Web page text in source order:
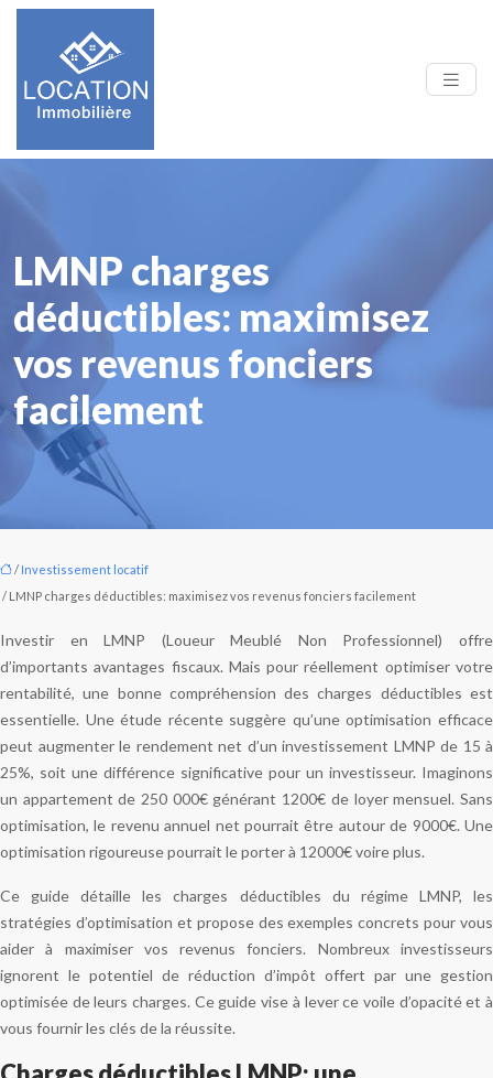
LMNP charges
déductibles: maximisez
vos revenus fonciers
facilement
/ Investissement locatif
/ LMNP charges déductibles: maximisez vos revenus fonciers facilement
Investir en LMNP (Loueur Meublé Non Professionnel) offre
d’importants avantages fiscaux. Mais pour réellement optimiser votre
rentabilité, une bonne compréhension des charges déductibles est
essentielle. Une étude récente suggère qu’une optimisation efficace
peut augmenter le rendement net d’un investissement LMNP de 15 à
25%, soit une différence significative pour un investisseur. Imaginons
un appartement de 250 000€ générant 1200€ de loyer mensuel. Sans
optimisation, le revenu annuel net pourrait être autour de 9000€. Une
optimisation rigoureuse pourrait le porter à 12000€ voire plus.
Ce guide détaille les charges déductibles du régime LMNP, les
stratégies d’optimisation et propose des exemples concrets pour vous
aider à maximiser vos revenus fonciers. Nombreux investisseurs
ignorent le potentiel de réduction d’impôt offert par une gestion
optimisée de leurs charges. Ce guide vise à lever ce voile d’opacité et à
vous fournir les clés de la réussite.